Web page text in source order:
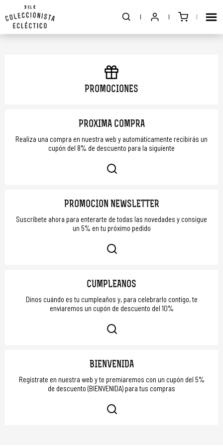
PROMOCIONES
PRÓXIMA COMPRA
Realiza una compra en nuestra web y automáticamente recibirás un
cupón del 8% de descuento para la siguiente
PROMOCIÓN NEWSLETTER
Suscríbete ahora para enterarte de todas las novedades y consigue
un 5% en tu próximo pedido
CUMPLEAÑOS
Dinos cuándo es tu cumpleaños y, para celebrarlo contigo, te
enviaremos un cupón de descuento del 10%
BIENVENIDA
Regístrate en nuestra web y te premiaremos con un cupón del 5%
de descuento (BIENVENIDA) para tus compras